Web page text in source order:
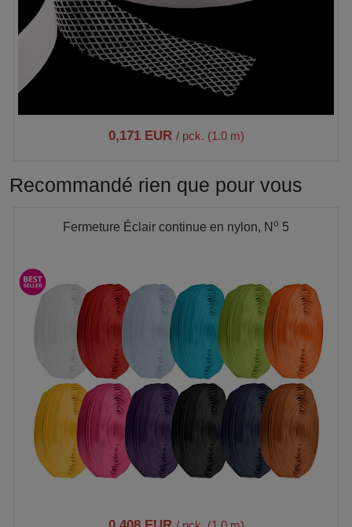
0,171 EUR / pck. (1.0 m)
Recommandé rien que pour vous
Fermeture Éclair continue en nylon, N o 5